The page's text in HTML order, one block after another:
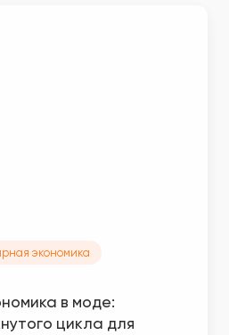
экономика
в моде:
цикла для